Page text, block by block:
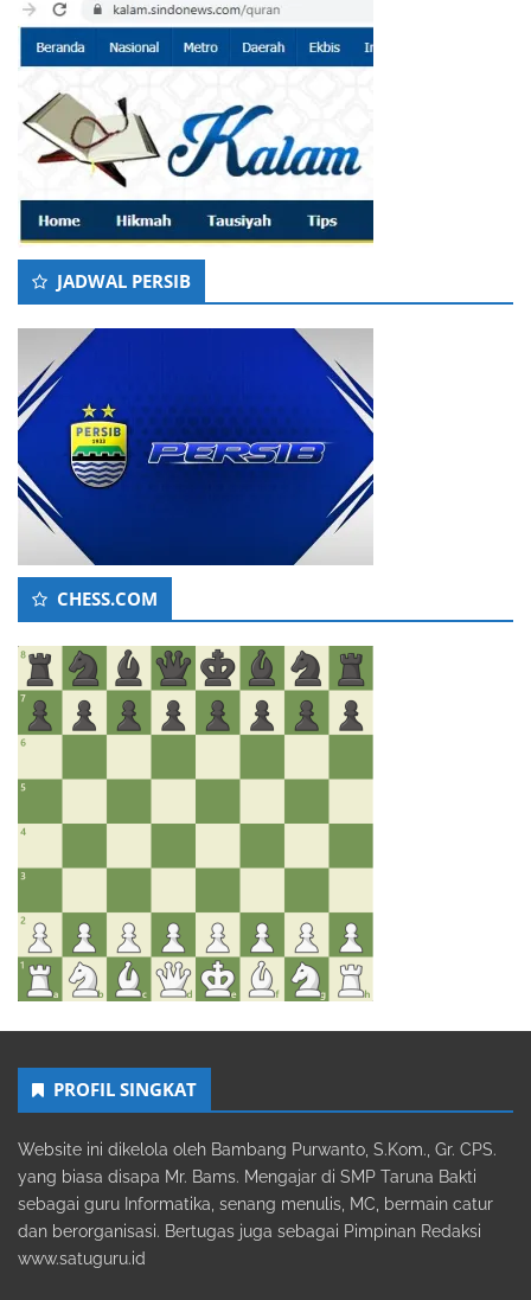
JADWAL PERSIB
CHESS.COM
PROFIL SINGKAT
Website ini dikelola oleh Bambang Purwanto, S.Kom., Gr. CPS.
yang biasa disapa Mr. Bams. Mengajar di SMP Taruna Bakti
sebagai guru Informatika, senang menulis, MC, bermain catur
dan berorganisasi. Bertugas juga sebagai Pimpinan Redaksi
www.satuguru.id